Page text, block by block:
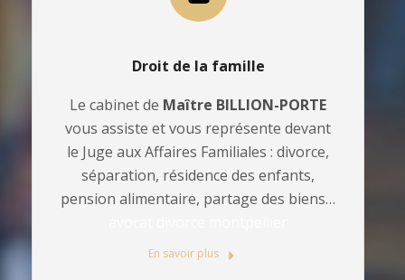
Droit de la famille
Le cabinet de Maître BILLION-PORTE
vous assiste et vous représente devant
le Juge aux Affaires Familiales : divorce,
séparation, résidence des enfants,
pension alimentaire, partage des biens…
En savoir plus